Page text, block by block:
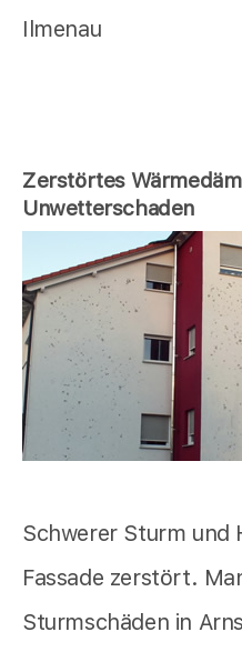
Ilmenau
Zerstörtes
Unwetterschaden
Schwerer Sturm und
Fassade zerstört.
Sturmschäden in